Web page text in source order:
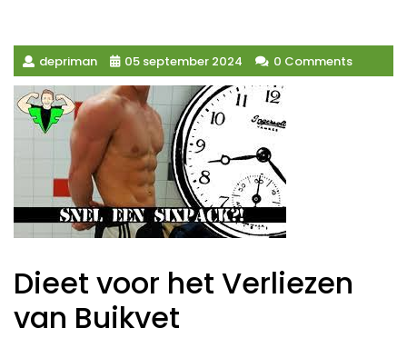
depriman 05 september 2024 0 Comments
Dieet voor het Verliezen
van Buikvet